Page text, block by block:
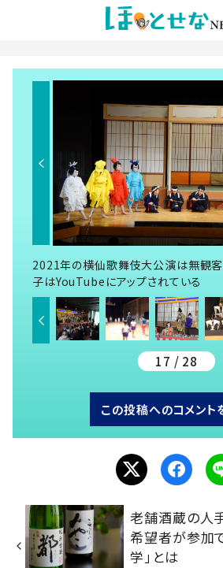
2021年の横仙歌舞伎大公演は無観客
子はYouTubeにアップされている
17 / 28
この投稿へのコメント
老舗酒蔵の人
希望者が参加
学」とは